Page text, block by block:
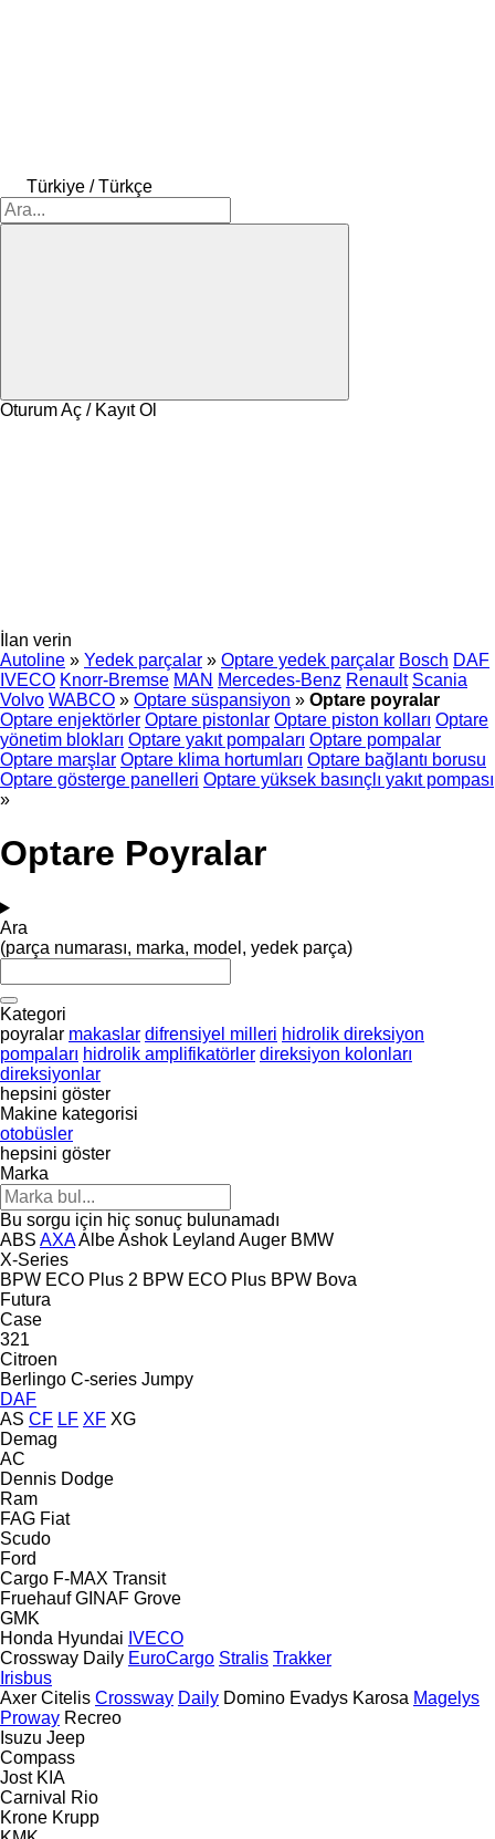
Türkiye / Türkçe
Oturum Aç / Kayıt Ol
İlan verin
Autoline » Yedek parçalar » Optare yedek parçalar Bosch DAF
IVECO Knorr-Bremse MAN Mercedes-Benz Renault Scania
Volvo WABCO » Optare süspansiyon » Optare poyralar
Optare enjektörler Optare pistonlar Optare piston kolları Optare
yönetim blokları Optare yakıt pompaları Optare pompalar
Optare marşlar Optare klima hortumları Optare bağlantı borusu
Optare gösterge panelleri Optare yüksek basınçlı yakıt pompası
»
Optare Poyralar
Ara
(parça numarası, marka, model, yedek parça)
Kategori
poyralar makaslar difrensiyel milleri hidrolik direksiyon
pompaları hidrolik amplifikatörler direksiyon kolonları
direksiyonlar
hepsini göster
Makine kategorisi
otobüsler
hepsini göster
Marka
Bu sorgu için hiç sonuç bulunamadı
ABS AXAAlbeAshok Leyland Auger BMW
X-Series
BPW ECO Plus 2 BPW ECO Plus BPW Bova
Futura
Case
321
Citroen
Berlingo C-series Jumpy
DAF
AS CF LF XF XG
Demag
AC
Dennis Dodge
Ram
FAG Fiat
Scudo
Ford
Cargo F-MAX Transit
Fruehauf GINAF Grove
GMK
Honda Hyundai IVECO
Crossway Daily EuroCargo Stralis Trakker
Irisbus
Axer Citelis Crossway Daily Domino Evadys Karosa Magelys
Proway Recreo
Isuzu Jeep
Compass
Jost KIA
Carnival
Rio
Krone Krupp